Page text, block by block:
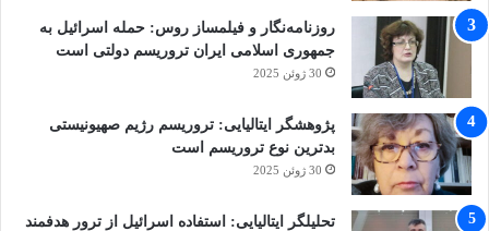
روزنامه‌نگار و فیلمساز روس: حمله اسرائیل به
جمهوری اسلامی ایران تروریسم دولتی است
30 ژوئن 2025
پژوهشگر ایتالیایی: تروریسم رژیم صهیونیستی
بدترین نوع تروریسم است
30 ژوئن 2025
تحلیلگر ایتالیایی: استفاده اسرائیل از ترور هدفمند